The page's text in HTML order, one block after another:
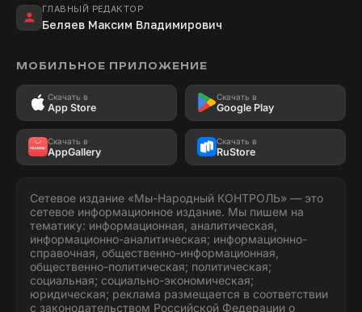
ГЛАВНЫЙ РЕДАКТОР
Беляев Максим Владимирович
МОБИЛЬНОЕ ПРИЛОЖЕНИЕ
Скачать в
App Store
Скачать в
Google Play
Скачать в
AppGallery
Скачать в
RuStore
Сетевое издание «Мы-Народный КОНТРОЛЬ» — это
сетевое информационное издание. Мы пишем на
тематику: информационная, аналитическая,
информационно-аналитическая; информационно-
справочная, общественно-информационная,
общественно-политическая; политическая;
социальная; социально-экономическая;
юридическая; реклама размещается в соответствии
с законодательством Российской Федерации о